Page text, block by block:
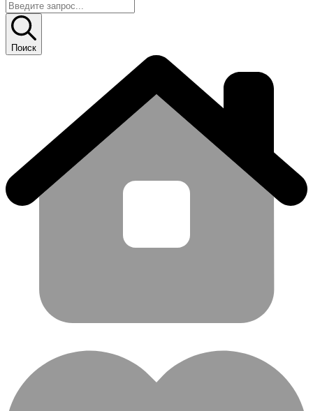
Поиск